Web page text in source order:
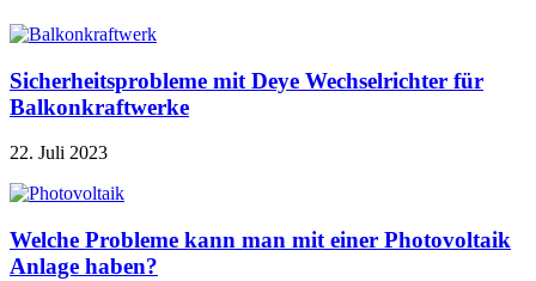
Sicherheitsprobleme mit Deye Wechselrichter für
Balkonkraftwerke
22. Juli 2023
Welche Probleme kann man mit einer Photovoltaik
Anlage haben?